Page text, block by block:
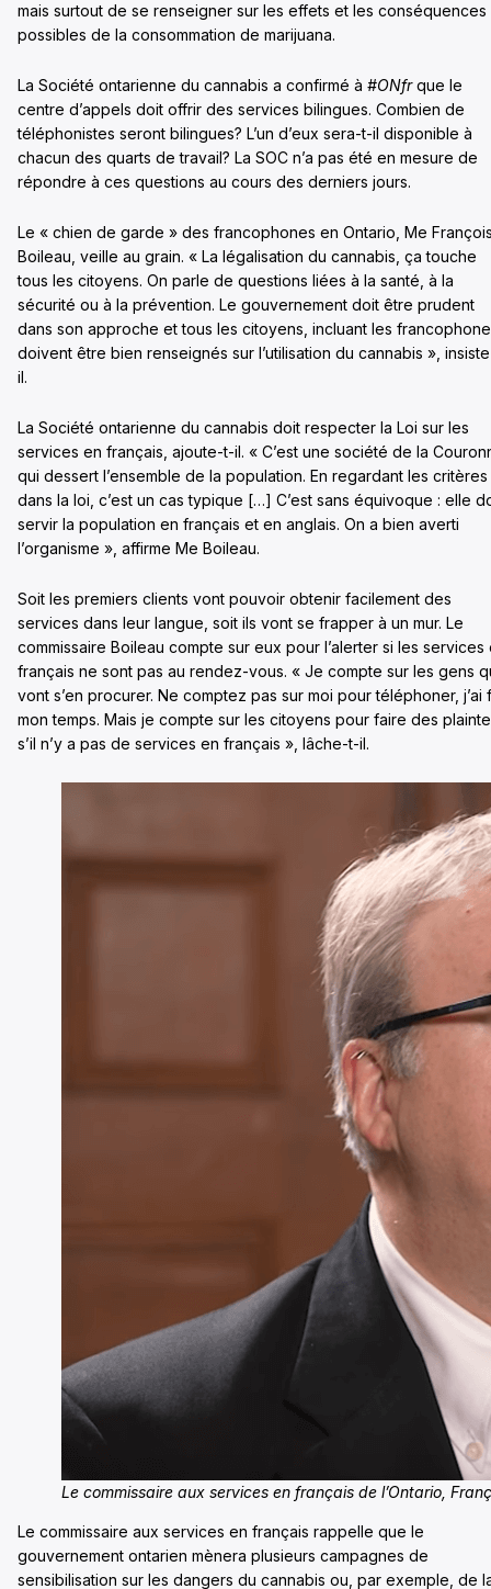
mais surtout de se renseigner sur les effets et les conséquences
possibles de la consommation de marijuana.
La Société ontarienne du cannabis a confirmé à #ONfrque le
centre d’appels doit offrir des services bilingues. Combien de
téléphonistes seront bilingues? L’un d’eux sera-t-il disponible à
chacun des quarts de travail? La SOC n’a pas été en mesure de
répondre à ces questions au cours des derniers jours.
Le « chien de garde » des francophones en Ontario, Me
Boileau, veille au grain. « La légalisation du cannabis, ça touche
tous les citoyens. On parle de questions liées à la santé, à la
sécurité ou à la prévention. Le gouvernement doit être prudent
dans son approche et tous les citoyens, incluant les
doivent être bien renseignés sur l’utilisation du cannabis »,
il.
La Société ontarienne du cannabis doit respecter la Loi sur les
services en français, ajoute-t-il. « C’est une société de la
qui dessert l’ensemble de la population. En regardant les critères
dans la loi, c’est un cas typique […] C’est sans équivoque : elle
servir la population en français et en anglais. On a bien averti
l’organisme », affirme Me Boileau.
Soit les premiers clients vont pouvoir obtenir facilement des
services dans leur langue, soit ils vont se frapper à un mur. Le
commissaire Boileau compte sur eux pour l’alerter si les services
français ne sont pas au rendez-vous. « Je compte sur les gens
vont s’en procurer. Ne comptez pas sur moi pour téléphoner, j’ai
mon temps. Mais je compte sur les citoyens pour faire des
s’il n’y a pas de services en français », lâche-t-il.
Le commissaire aux services en français de l’Ontario,
Le commissaire aux services en français rappelle que le
gouvernement ontarien mènera plusieurs campagnes de
sensibilisation sur les dangers du cannabis ou, par exemple, de